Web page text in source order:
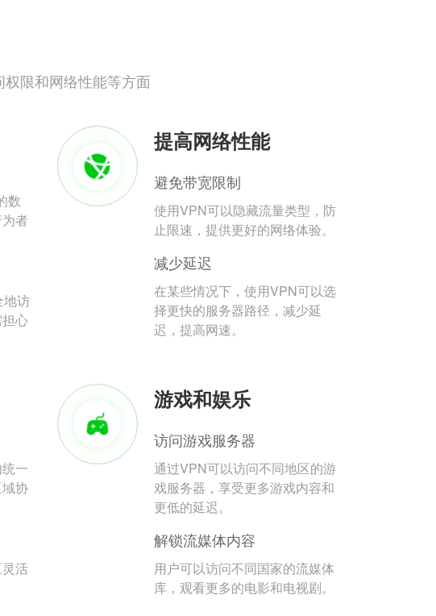
限和网络性能等方面
数
者
地访
心
提高网络性能
避免带宽限制
使用VPN可以隐藏流量类型，防
止限速，提供更好的网络体验。
减少延迟
在某些情况下，使用VPN可以选
择更快的服务器路径，减少延
迟，提高网速。
一
协
活
游戏和娱乐
访问游戏服务器
通过VPN可以访问不同地区的游
戏服务器，享受更多游戏内容和
更低的延迟。
解锁流媒体内容
用户可以访问不同国家的流媒体
库，观看更多的电影和电视剧。